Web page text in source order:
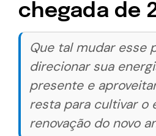
chegada de
Que tal mudar esse
direcionar sua
presente e
resta para cultivar o
renovação do novo